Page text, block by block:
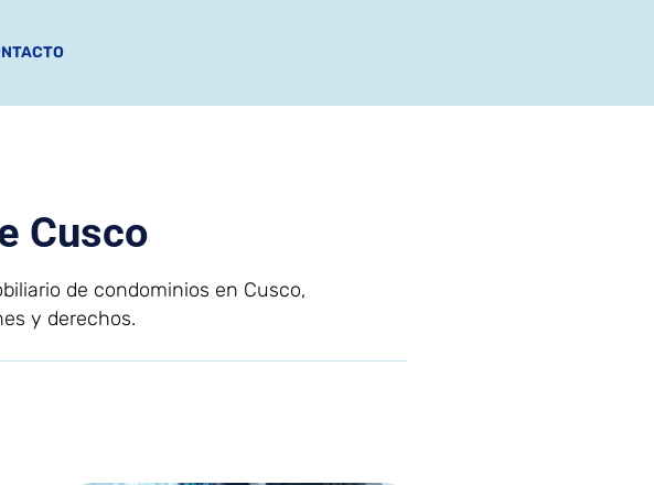
Cusco
de condominios en Cusco,
y derechos.